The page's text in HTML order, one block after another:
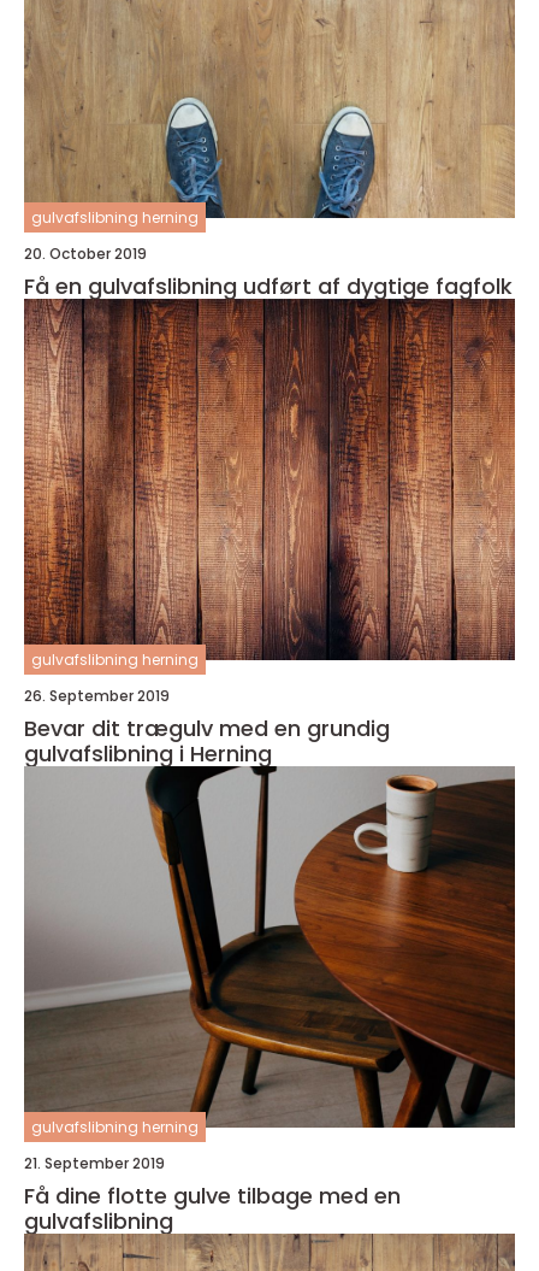
gulvafslibning herning
20. October 2019
Få en gulvafslibning udført af dygtige fagfolk
gulvafslibning herning
26. September 2019
Bevar dit trægulv med en grundig
gulvafslibning i Herning
gulvafslibning herning
21. September 2019
Få dine flotte gulve tilbage med en
gulvafslibning